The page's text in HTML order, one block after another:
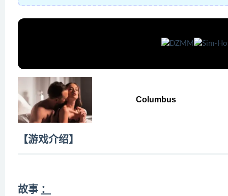
Columbus
【游戏介绍】
故事 ：